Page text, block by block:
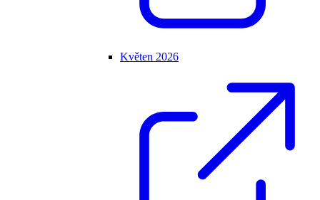
Květen 2026